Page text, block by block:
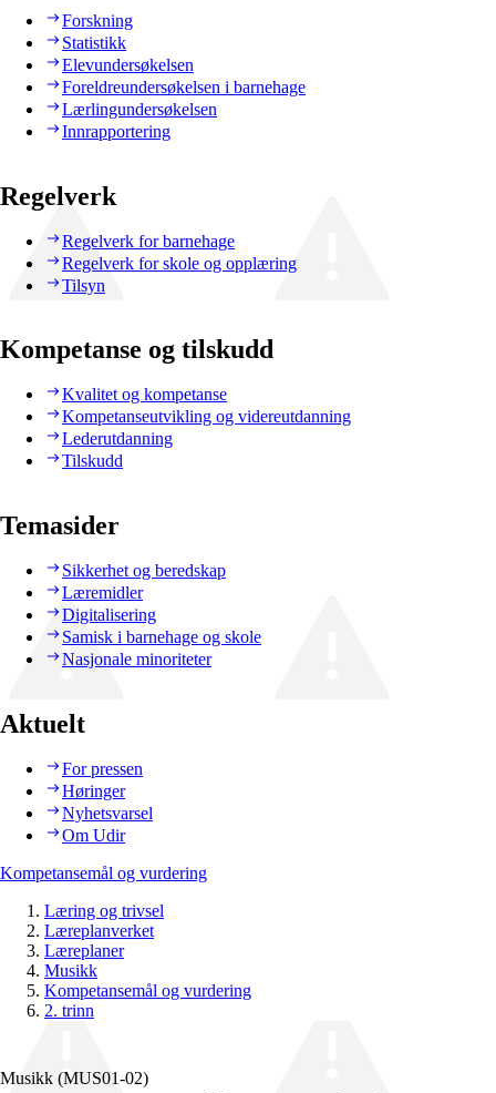
Forskning
Statistikk
Elevundersøkelsen
Foreldreundersøkelsen i barnehage
Lærlingundersøkelsen
Innrapportering
Regelverk
Regelverk for barnehage
Regelverk for skole og opplæring
Tilsyn
Kompetanse og tilskudd
Kvalitet og kompetanse
Kompetanseutvikling og videreutdanning
Lederutdanning
Tilskudd
Temasider
Sikkerhet og beredskap
Læremidler
Digitalisering
Samisk i barnehage og skole
Nasjonale minoriteter
Aktuelt
For pressen
Høringer
Nyhetsvarsel
Om Udir
Kompetansemål og vurdering
Læring og trivsel
Læreplanverket
Læreplaner
Musikk
Kompetansemål og vurdering
2. trinn
Musikk (MUS01‑02)